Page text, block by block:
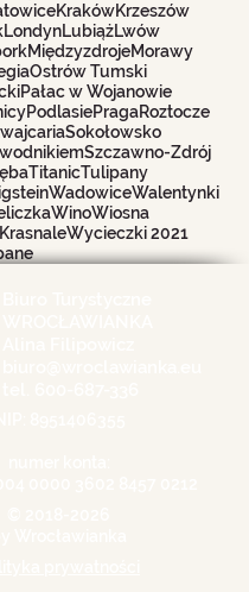
KrakówKrzeszów
LondynLubiążLwów
MiędzyzdrojeMorawy
Ostrów Tumski
Pałac w Wojanowie
PodlasiePragaRoztocze
Sokołowsko
Szczawno-Zdrój
TitanicTulipany
WadowiceWalentynki
WinoWiosna
Wycieczki 2021